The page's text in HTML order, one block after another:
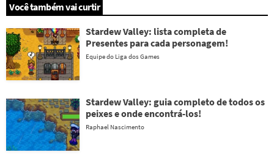
Você também vai curtir
Stardew Valley: lista completa de
Presentes para cada personagem!
Equipe do Liga dos Games
Stardew Valley: guia completo de todos os
peixes e onde encontrá-los!
Raphael Nascimento